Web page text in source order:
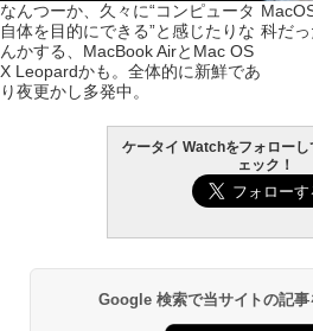
なんつーか、久々に“コンピュータ
自体を目的にできる”と感じたりな
んかする、MacBook AirとMac OS
X Leopardかも。全体的に新鮮であ
り夜更かし多発中。
科だ
ケータイ Watchをフォロー
ェック！
Google 検索で当サイトの記